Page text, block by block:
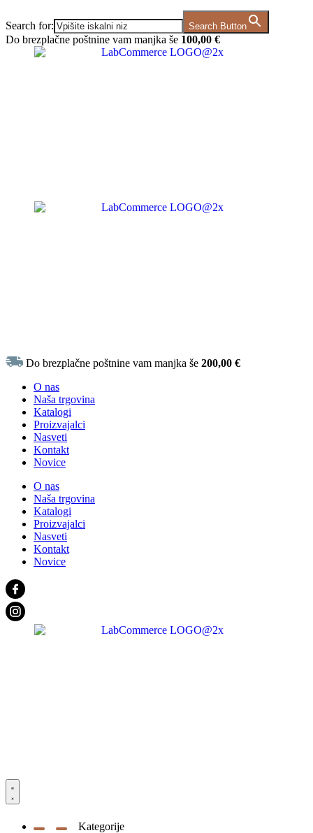
Search for: Search Button
Do brezplačne poštnine vam manjka še 100,00 €
Do brezplačne poštnine vam manjka še200,00€
O nas
Naša trgovina
Katalogi
Proizvajalci
Nasveti
Kontakt
Novice
O nas
Naša trgovina
Katalogi
Proizvajalci
Nasveti
Kontakt
Novice
Kategorije